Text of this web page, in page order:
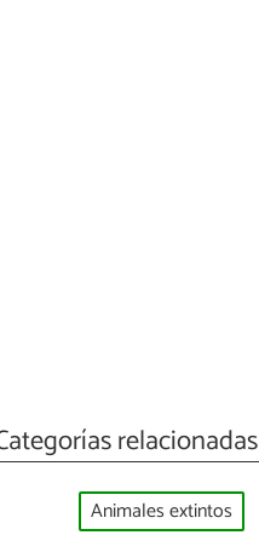
relacionadas
Animales extintos